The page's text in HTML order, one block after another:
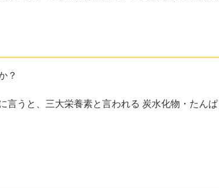
？
うと、三大栄養素と言われる 炭水化物・たんぱ